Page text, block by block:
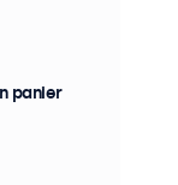
panier